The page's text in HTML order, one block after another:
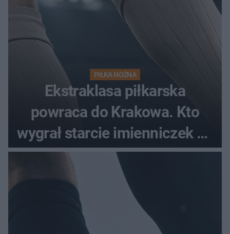
PIŁKA NOŻNA
Ekstraklasa piłkarska
powraca do Krakowa. Kto
wygrał starcie imienniczek na
pełnym stadionie